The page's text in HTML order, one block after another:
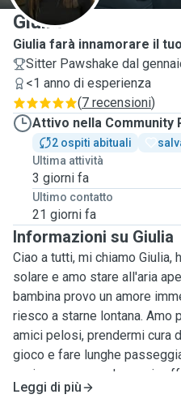
Giulia
Giulia farà innamorare il
Sitter Pawshake dal
<1 anno di esperienza
(7 recensioni)
Attivo nella Community
2 ospiti abituali
Ultima attività
3 giorni fa
Ultimo contatto
21 giorni fa
Informazioni su Giulia
Ciao a tutti, mi chiamo Giulia,
solare e amo stare all'aria
bambina provo un amore
riesco a starne lontana. Amo
amici pelosi, prendermi cura
gioco e fare lunghe
anni con un cane da caccia
movimentato con cui facevo
Leggi di più